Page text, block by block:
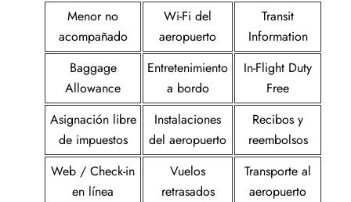
Menor no
acompañado
Wi-Fi del
aeropuerto
Transit
Information
Baggage
Allowance
Entretenimiento
a bordo
In-Flight Duty
Free
Asignación libre
de impuestos
Instalaciones
del aeropuerto
Recibos y
reembolsos
Web / Check-in
en línea
Vuelos
retrasados
Transporte al
aeropuerto